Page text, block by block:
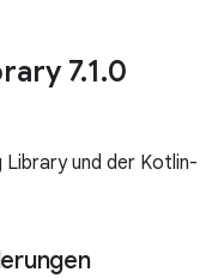
7.1.0
Library und der Kotlin-